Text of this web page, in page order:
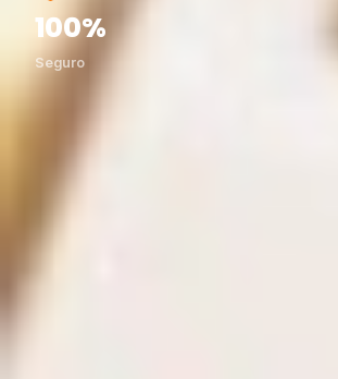
100%
Seguro